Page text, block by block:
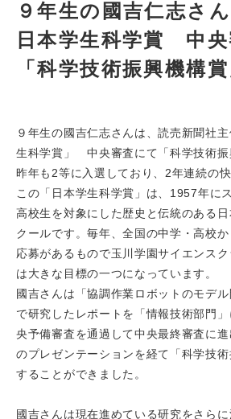
９年生の國吉仁志さ
日本学生科学賞 中央
「科学技術振興機構
９年生の國吉仁志さんは、読売新聞社
生科学賞」 中央審査にて「科学技術振
昨年も2等に入選しており、2年連続の
この「日本学生科学賞」は、1957年に
高校生を対象にした歴史と伝統のある
クールです。毎年、全国の中学・高校
応募があるもので玉川学園サイエンス
は大きな目標の一つになっています。
國吉さんは「協調作業ロボットのモデ
で研究したレポートを「情報技術部門
央予備審査を通過して中央最終審査に
のプレゼンテーションを経て「科学技
することができました。
國吉さんは現在進めている研究をさら